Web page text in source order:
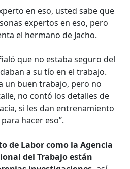
en eso, usted sabe que
expertos en eso, pero
el hermano de Jacho.
que no estaba seguro del
a su tío en el trabajo.
un buen trabajo, pero no
no contó los detalles de
si les dan entrenamiento
hacer eso”.
de Labor como la Agencia
del Trabajo están